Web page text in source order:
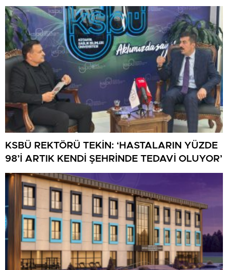
KSBÜ REKTÖRÜ TEKİN: ‘HASTALARIN YÜZDE
98’İ ARTIK KENDİ ŞEHRİNDE TEDAVİ OLUYOR’